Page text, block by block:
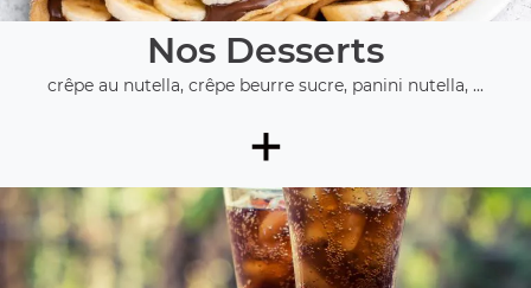
Nos Desserts
crêpe au nutella, crêpe beurre sucre, panini nutella, ...
+